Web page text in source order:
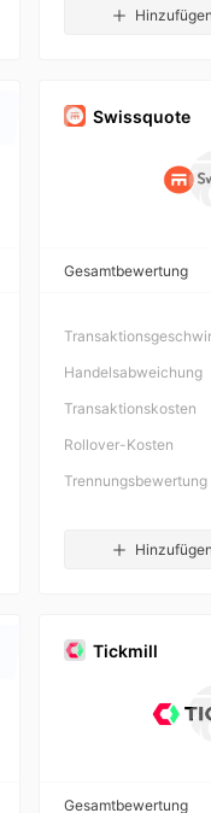
Swissquote
Gesamtbewertung
Handelsabweichung
Transaktionskosten
Rollover-Kosten
Trennungsbewertung
Tickmill
Gesamtbewertung